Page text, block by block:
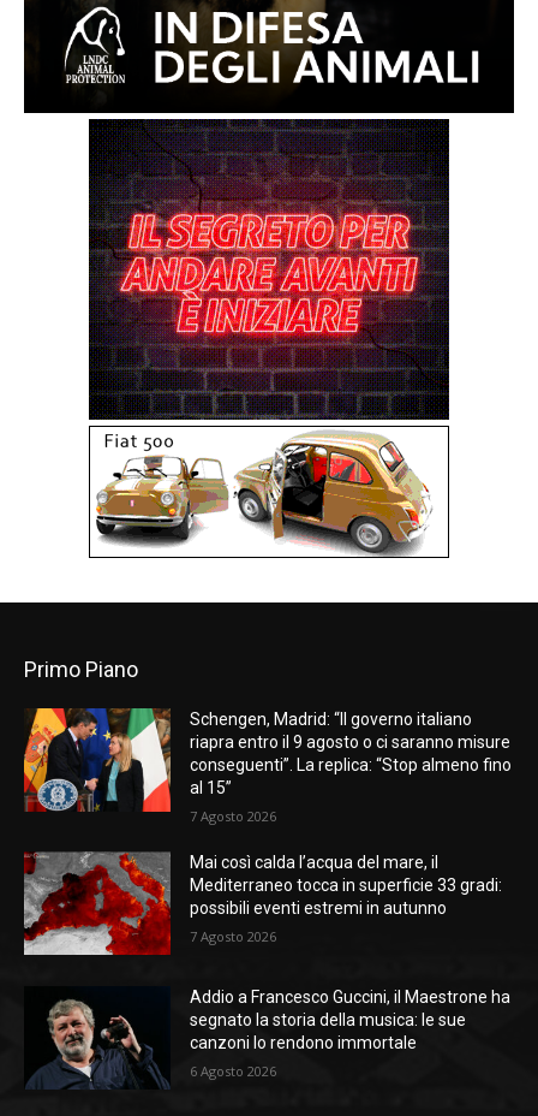
Primo Piano
Schengen, Madrid: “Il governo italiano
riapra entro il 9 agosto o ci saranno misure
conseguenti”. La replica: “Stop almeno fino
al 15”
7 Agosto 2026
Mai così calda l’acqua del mare, il
Mediterraneo tocca in superficie 33 gradi:
possibili eventi estremi in autunno
7 Agosto 2026
Addio a Francesco Guccini, il Maestrone ha
segnato la storia della musica: le sue
canzoni lo rendono immortale
6 Agosto 2026